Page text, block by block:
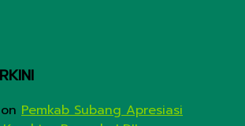
on Pemkab Subang Apresiasi